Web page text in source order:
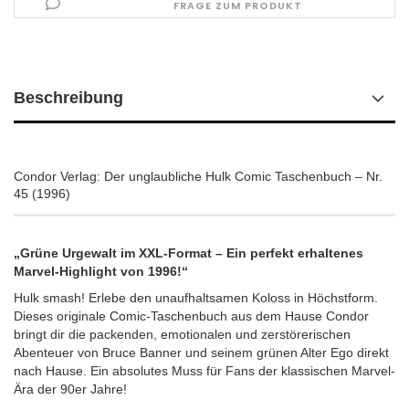
FRAGE ZUM PRODUKT
Beschreibung
Condor Verlag: Der unglaubliche Hulk Comic Taschenbuch – Nr.
45 (1996)
„Grüne Urgewalt im XXL-Format – Ein perfekt erhaltenes
Marvel-Highlight von 1996!“
Hulk smash! Erlebe den unaufhaltsamen Koloss in Höchstform.
Dieses originale Comic-Taschenbuch aus dem Hause Condor
bringt dir die packenden, emotionalen und zerstörerischen
Abenteuer von Bruce Banner und seinem grünen Alter Ego direkt
nach Hause. Ein absolutes Muss für Fans der klassischen Marvel-
Ära der 90er Jahre!